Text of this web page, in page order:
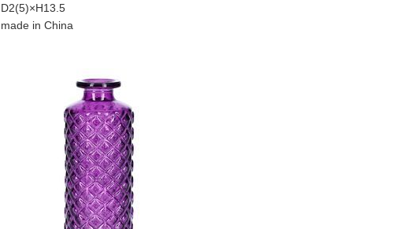
D2(5)×H13.5
made in China